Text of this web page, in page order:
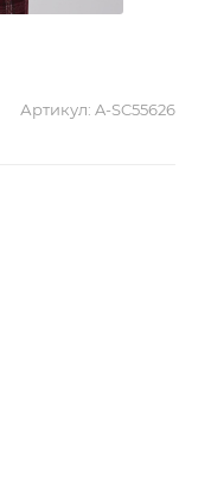
Артикул: A-SC55626